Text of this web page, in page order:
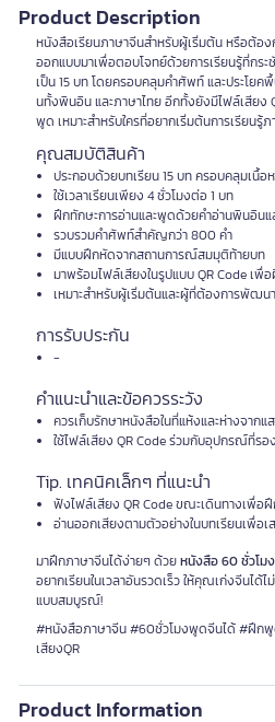
Product Description
หนังสือเรียนภาษาจีนสำหรับผู้เริ่มต้น หรือต้อง
ออกแบบมาเพื่อตอบโจทย์ด้วยการเรียนรู้ที่กร
เป็น 15 บท โดยครอบคลุมคำศัพท์ และประโยค
นทั้งพินอิน และภาษาไทย อีกทั้งยังมีไฟล์เสียง
พูด เหมาะสำหรับใครที่อยากเริ่มต้นการเรียนรู้
คุณสมบัติสินค้า
ประกอบด้วยบทเรียน 15 บท ครอบคลุมเนื้อ
ใช้เวลาเรียนเพียง 4 ชั่วโมงต่อ 1 บท
ฝึกทักษะการอ่านและพูดด้วยคำอ่านพินอินแ
รวบรวมคำศัพท์สำคัญกว่า 800 คำ
มีแบบฝึกหัดจากสถานการณ์สมมุติท้ายบท
มาพร้อมไฟล์เสียงในรูปแบบ QR Code เพื่
เหมาะสำหรับผู้เริ่มต้นและผู้ที่ต้องการพัฒน
การรับประกัน
-
คำแนะนำและข้อควรระวัง
ควรเก็บรักษาหนังสือในที่แห้งและห่างจาก
ใช้ไฟล์เสียง QR Code ร่วมกับอุปกรณ์ที่ร
Tip. เทคนิคเล็กๆ ที่แนะนำ
ฟังไฟล์เสียง QR Code ขณะเดินทางเพื่อ
อ่านออกเสียงตามตัวอย่างในบทเรียนเพื่อเ
มาฝึกภาษาจีนได้ง่ายๆ ด้วยหนังสือ 60 ชั่วโม
อยากเรียนในเวลาอันรวดเร็ว ให้คุณเก่งจีนไ
แบบสมบูรณ์!
#หนังสือภาษาจีน #60ชั่วโมงพูดจีนได้ #ฝึก
เสียงQR
Product Information